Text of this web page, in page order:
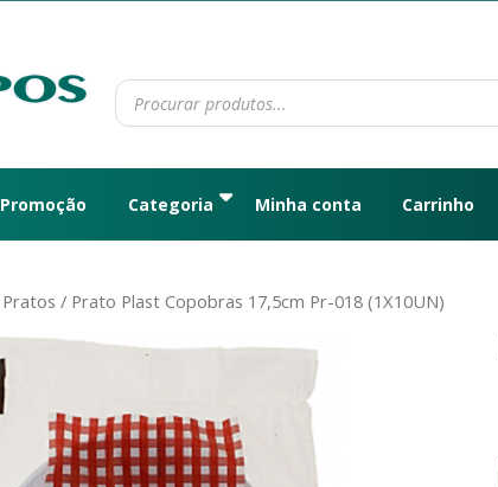
Promoção Categoria Minha conta Carrinho
Pratos / Prato Plast Copobras 17,5cm Pr-018 (1X10UN)